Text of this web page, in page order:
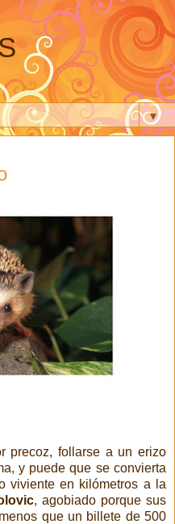
▼
precoz, follarse a un erizo
y puede que se convierta
viviente en kilómetros a la
, agobiado porque sus
que un billete de 500